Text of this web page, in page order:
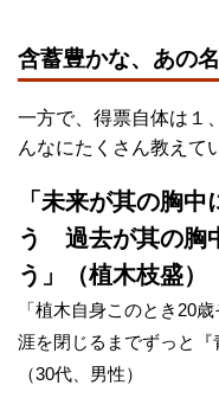
含蓄豊かな、あの
一方で、得票自体は１
んなにたくさん教えて
「未来が其の胸
う 過去が其の胸
う」（植木枝盛）
「植木自身このとき20
涯を閉じるまでずっと『
（30代、男性）